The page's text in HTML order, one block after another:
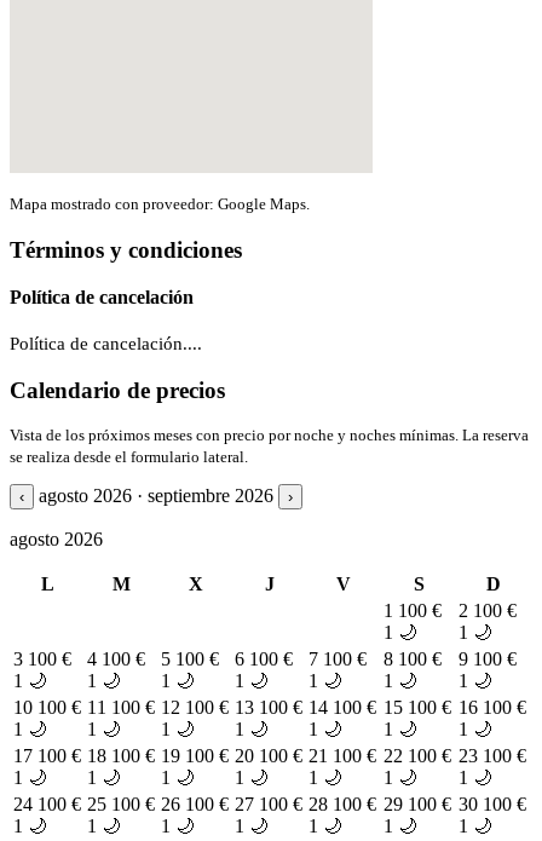
Mapa mostrado con proveedor: Google Maps.
Términos y condiciones
Política de cancelación
Política de cancelación....
Calendario de precios
Vista de los próximos meses con precio por noche y noches mínimas. La reserva
se realiza desde el formulario lateral.
‹ agosto 2026 · septiembre 2026 ›
agosto 2026
L M X J V S
D
1 100 €
1 🌙
2 100 €
1 🌙
3 100 €
1 🌙
4 100 €
1 🌙
5 100 €
1 🌙
6 100 €
1 🌙
7 100 €
1 🌙
8 100 €
1 🌙
9 100 €
1 🌙
10 100 €
1 🌙
11 100 €
1 🌙
12 100 €
1 🌙
13 100 €
1 🌙
14 100 €
1 🌙
15 100 €
1 🌙
16 100 €
1 🌙
17 100 €
1 🌙
18 100 €
1 🌙
19 100 €
1 🌙
20 100 €
1 🌙
21 100 €
1 🌙
22 100 €
1 🌙
23 100 €
1 🌙
24 100 €
1 🌙
25 100 €
1 🌙
26 100 €
1 🌙
27 100 €
1 🌙
28 100 €
1 🌙
29 100 €
1 🌙
30 100 €
1 🌙